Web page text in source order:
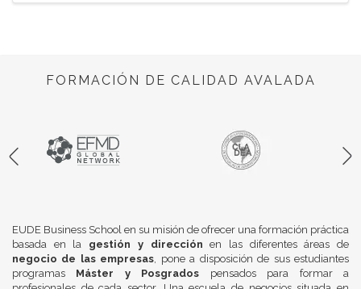
FORMACIÓN DE CALIDAD AVALADA
EUDE Business School en su misión de ofrecer una formación práctica
basada en la gestión y dirección en las diferentes áreas de
negocio de las empresas, pone a disposición de sus estudiantes
programas Máster y Posgrados pensados para formar a